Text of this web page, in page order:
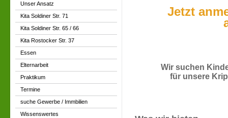
Unser Ansatz
Kita Soldiner Str. 71
Kita Soldiner Str. 65 / 66
Kita Rostocker Str. 37
Essen
Elternarbeit
Praktikum
Termine
suche Gewerbe / Immbilien
Wissenswertes
Jetzt
Wir suchen
für unsere